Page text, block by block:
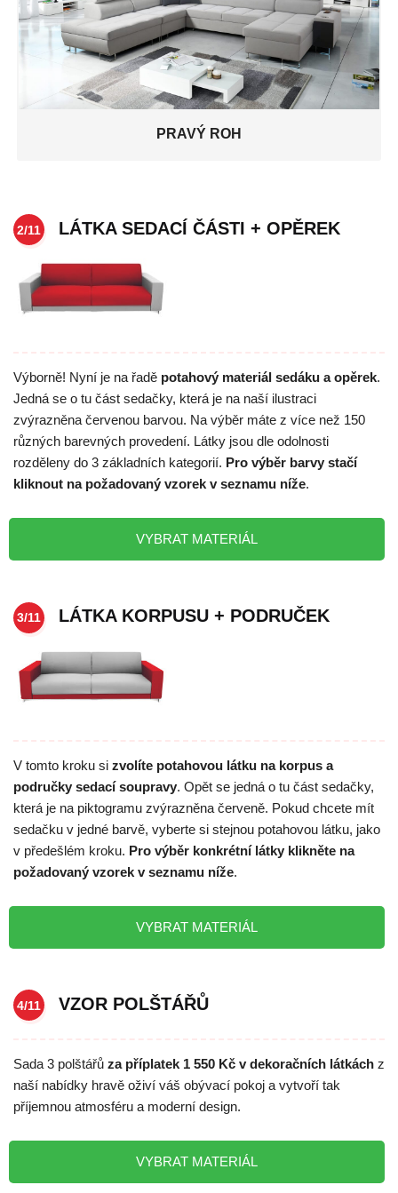
PRAVÝ ROH
2/11 LÁTKA SEDACÍ ČÁSTI + OPĚREK
Výborně! Nyní je na řadě potahový materiál sedáku a opěrek.
Jedná se o tu část sedačky, která je na naší ilustraci
zvýrazněna červenou barvou. Na výběr máte z více než 150
různých barevných provedení. Látky jsou dle odolnosti
rozděleny do 3 základních kategorií. Pro výběr barvy stačí
kliknout na požadovaný vzorek v seznamu níže.
VYBRAT MATERIÁL
3/11 LÁTKA KORPUSU + PODRUČEK
V tomto kroku si zvolíte potahovou látku na korpus a
područky sedací soupravy. Opět se jedná o tu část sedačky,
která je na piktogramu zvýrazněna červeně. Pokud chcete mít
sedačku v jedné barvě, vyberte si stejnou potahovou látku, jako
v předešlém kroku. Pro výběr konkrétní látky klikněte na
požadovaný vzorek v seznamu níže.
VYBRAT MATERIÁL
4/11 VZOR POLŠTÁŘŮ
Sada 3 polštářů za příplatek 1 550 Kč v dekoračních látkách z
naší nabídky hravě oživí váš obývací pokoj a vytvoří tak
příjemnou atmosféru a moderní design.
VYBRAT MATERIÁL